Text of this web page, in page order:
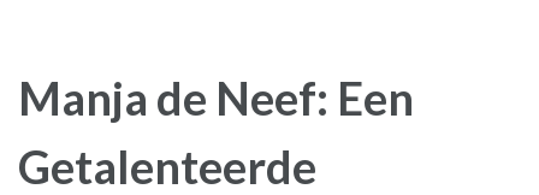
Manja de Neef: Een
Getalenteerde